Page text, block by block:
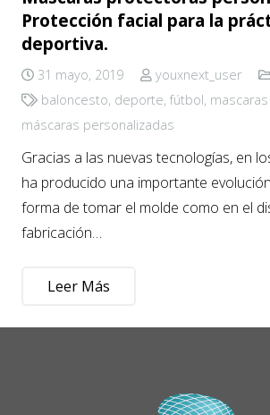
Protección facial para la
deportiva.
31 mayo, 2019 youxnext_user
baloncesto, deporte, fútbol,
máscaras personalizadas
Gracias a las nuevas tecnologías, en
ha producido una importante
forma de tomar el molde como en el
fabricación…
Leer Más